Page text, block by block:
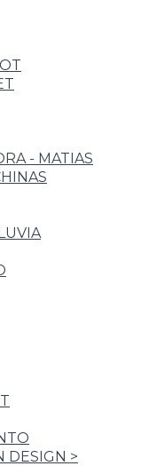
- MATIAS
DESIGN >